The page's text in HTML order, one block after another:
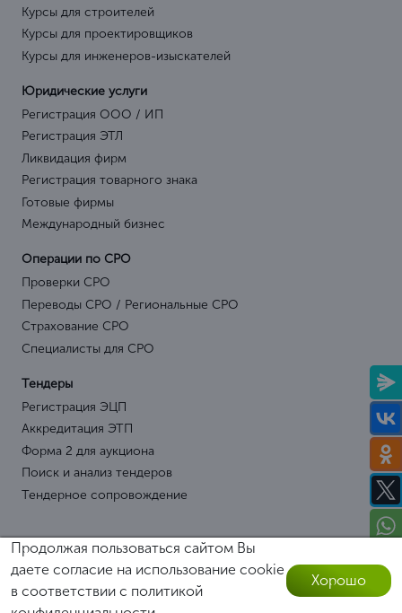
Курсы для строителей
Курсы для проектировщиков
Курсы для инженеров-изыскателей
Юридические услуги
Регистрация ООО / ИП
Регистрация ЭТЛ
Ликвидация фирм
Регистрация товарного знака
Готовые фирмы
Международный бизнес
Операции по СРО
Проверки СРО
Переводы СРО / Региональные СРО
Страхование СРО
Специалисты для СРО
Тендеры
Регистрация ЭЦП
Аккредитация ЭТП
Форма 2 для аукциона
Поиск и анализ тендеров
Тендерное сопровождение
Оставить заявку
Продолжая пользоваться сайтом Вы
даете согласие на использование cookie
в соответствии с политикой
Хорошо